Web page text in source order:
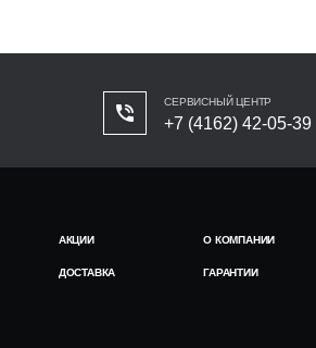
СЕРВИСНЫЙ ЦЕНТР
+7 (4162) 42-05-39
АКЦИИ О КОМПАНИИ
ДОСТАВКА ГАРАНТИИ